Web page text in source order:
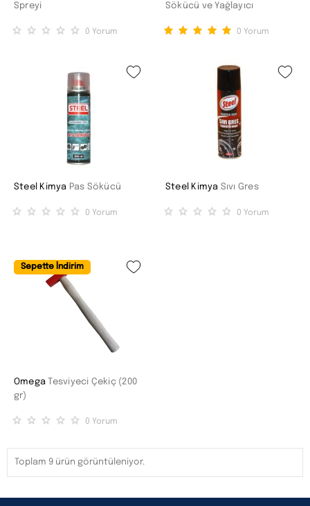
Spreyi
0 Yorum
Sökücü ve Yağlayıcı
0 Yorum
Steel Kimya Pas Sökücü
0 Yorum
Steel Kimya Sıvı Gres
0 Yorum
Sepette İndirim
Omega Tesviyeci Çekiç (200
gr)
0 Yorum
Toplam 9 ürün görüntüleniyor.